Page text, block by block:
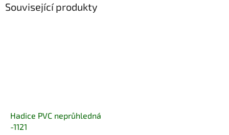
Související produkty
Hadice PVC neprůhledná
-1121